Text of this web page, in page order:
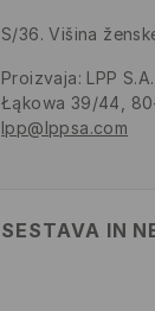
S/36. Višina
Proizvaja: LPP S.A.
Łąkowa 39/44,
lpp@lppsa.com
SESTAVA IN